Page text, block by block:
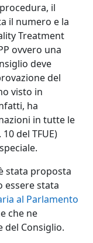
il
il numero e la
Treatment
ovvero una
deve
del
visto in
ha
in tutte le
del TFUE)
stata proposta
essere stata
al Parlamento
che ne
del Consiglio.